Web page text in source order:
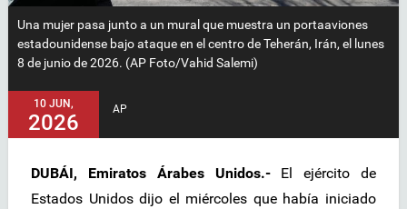
Una mujer pasa junto a un mural que muestra un portaaviones
estadounidense bajo ataque en el centro de Teherán, Irán, el lunes
8 de junio de 2026. (AP Foto/Vahid Salemi)
10 JUN,
2026
AP
DUBÁI, Emiratos Árabes Unidos.-El ejército de
Estados Unidos dijo el miércoles que había iniciado